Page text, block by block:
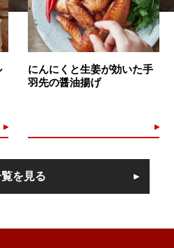
にんにくと生姜が効いた手
羽先の醤油揚げ
を見る